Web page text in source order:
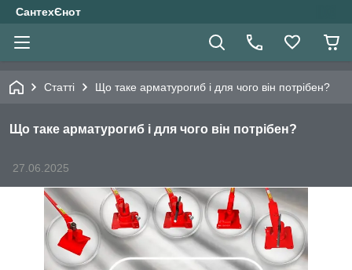
СантехЄнот
Статті Що таке арматурогиб і для чого він потрібен?
Що таке арматурогиб і для чого він потрібен?
27.06.2025